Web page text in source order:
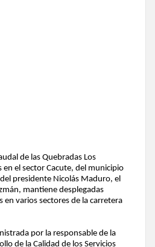
de las Quebradas Los
en el sector Cacute, del municipio
presidente Nicolás Maduro, el
mantiene desplegadas
en varios sectores de la carretera
por la responsable de la
de la Calidad de los Servicios